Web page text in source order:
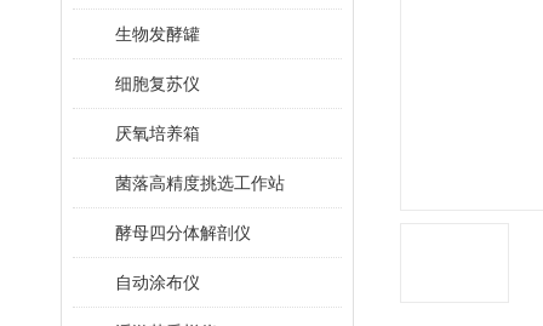
生物发酵罐
细胞复苏仪
厌氧培养箱
菌落高精度挑选工作站
酵母四分体解剖仪
自动涂布仪